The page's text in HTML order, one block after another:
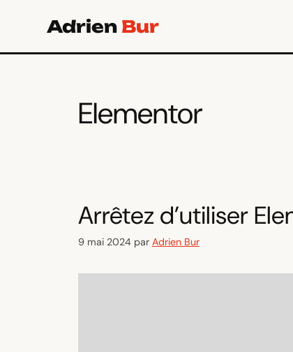
Adrien Bur
Elementor
Arrêtez d’utiliser
9 mai 2024 par Adrien Bur